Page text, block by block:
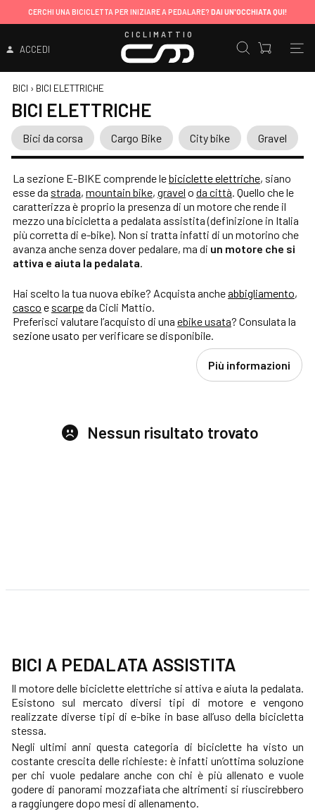
CERCHI UNA BICICLETTA PER INIZIARE A PEDALARE? DAI UN'OCCHIATA QUI!
ACCEDI
CICLIMATTIO
BICI › BICI ELETTRICHE
BICI ELETTRICHE
Bici da corsa Cargo Bike City bike Gravel
La sezione E-BIKE comprende lebiciclette elettriche, siano
esse da strada, mountain bike, gravel o da città. Quello che le
caratterizza è proprio la presenza di un motore che rende il
mezzo una bicicletta a pedalata assistita (definizione in Italia
più corretta di e-bike). Non si tratta infatti di un motorino che
avanza anche senza dover pedalare, ma di un motore che si
attiva e aiuta la pedalata.
Hai scelto la tua nuova ebike? Acquista ancheabbigliamento,
casco e scarpeda Cicli Mattio.
Preferisci valutare l’acquisto di una ebike usata? Consulata la
sezione usato per verificare se disponibile.
Più informazioni
Nessun risultato trovato
BICI A PEDALATA ASSISTITA
Il motore delle biciclette elettriche si attiva e aiuta la pedalata.
Esistono sul mercato diversi tipi di motore e vengono
realizzate diverse tipi di e-bike in base all’uso della bicicletta
stessa.
Negli ultimi anni questa categoria di biciclette ha visto un
costante crescita delle richieste: è infatti un’ottima soluzione
per chi vuole pedalare anche con chi è più allenato e vuole
godere di panorami mozzafiata che altrimenti si riuscirebbero
a raggiungere dopo mesi di allenamento.